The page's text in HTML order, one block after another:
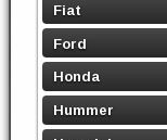
Fiat
Ford
Honda
Hummer